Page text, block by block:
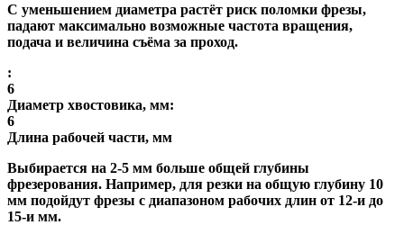
С уменьшением диаметра растёт риск поломки фрезы,
падают максимально возможные частота вращения,
подача и величина съёма за проход.
:
6
Диаметр хвостовика, мм:
6
Длина рабочей части, мм
Выбирается на 2-5 мм больше общей глубины
фрезерования. Например, для резки на общую глубину 10
мм подойдут фрезы с диапазоном рабочих длин от 12-и до
15-и мм.